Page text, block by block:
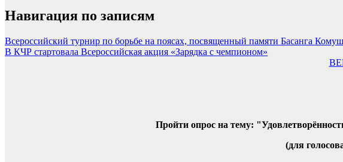
Навигация по записям
Всероссийский турнир по борьбе на поясах, посвященный памяти Басанга
В КЧР стартовала Всероссийская акция «Зарядка с чемпионом»
Пройти опрос на тему:
(для